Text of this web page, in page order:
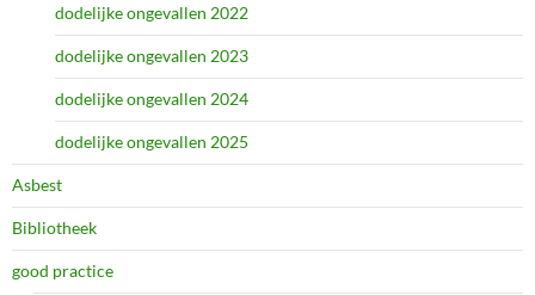
dodelijke ongevallen 2022
dodelijke ongevallen 2023
dodelijke ongevallen 2024
dodelijke ongevallen 2025
Asbest
Bibliotheek
good practice